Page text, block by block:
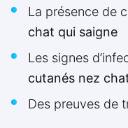
La présence de
chat qui saigne
Les signes
cutanés nez
Des preuves de